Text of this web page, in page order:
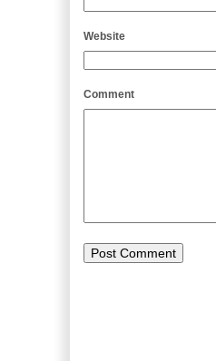
Website
Comment